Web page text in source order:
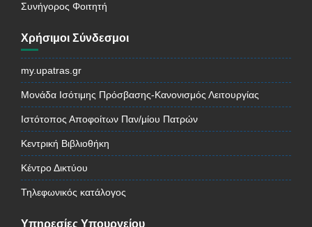
Συνήγορος Φοιτητή
Χρήσιμοι Σύνδεσμοι
my.upatras.gr
Μονάδα Ισότιμης Πρόσβασης-Κανονισμός Λειτουργίας
Ιστότοπος Αποφοίτων Παν/μίου Πατρών
Κεντρική Βιβλιοθήκη
Κέντρο Δικτύου
Τηλεφωνικός κατάλογος
Υπηρεσίες Υπουργείου